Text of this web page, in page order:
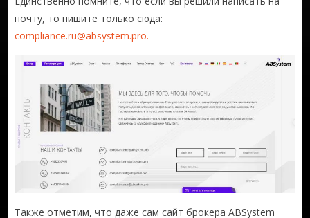
почту, то пишите только сюда:
compliance.ru@absystem.pro.
Также отметим, что даже сам сайт брокера ABSystem